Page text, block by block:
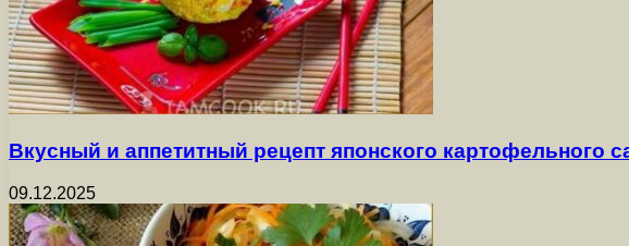
Вкусный и аппетитный рецепт японского
09.12.2025